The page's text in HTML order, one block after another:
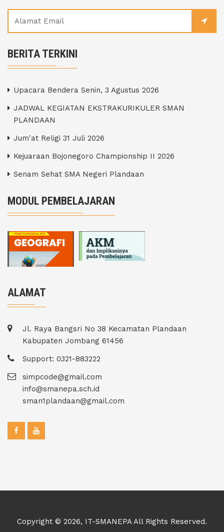
BERITA TERKINI
Upacara Bendera Senin, 3 Agustus 2026
JADWAL KEGIATAN EKSTRAKURIKULER SMAN
PLANDAAN
Jum'at Religi 31 Juli 2026
Kejuaraan Bojonegoro Championship II 2026
Senam Sehat SMA Negeri Plandaan
MODUL PEMBELAJARAN
ALAMAT
Jl. Raya Bangsri No 38 Kecamatan Plandaan
Kabupaten Jombang 61456
Support: 0321-883222
simpcode@gmail.com
info@smanepa.sch.id
sman1plandaan@gmail.com
Copyright © 2026, IT-SMANEPA All Rights Reserved.